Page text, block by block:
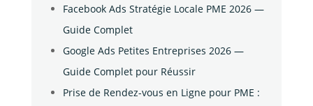
Facebook Ads Stratégie Locale PME 2026 —
Guide Complet
Google Ads Petites Entreprises 2026 —
Guide Complet pour Réussir
Prise de Rendez-vous en Ligne pour PME :